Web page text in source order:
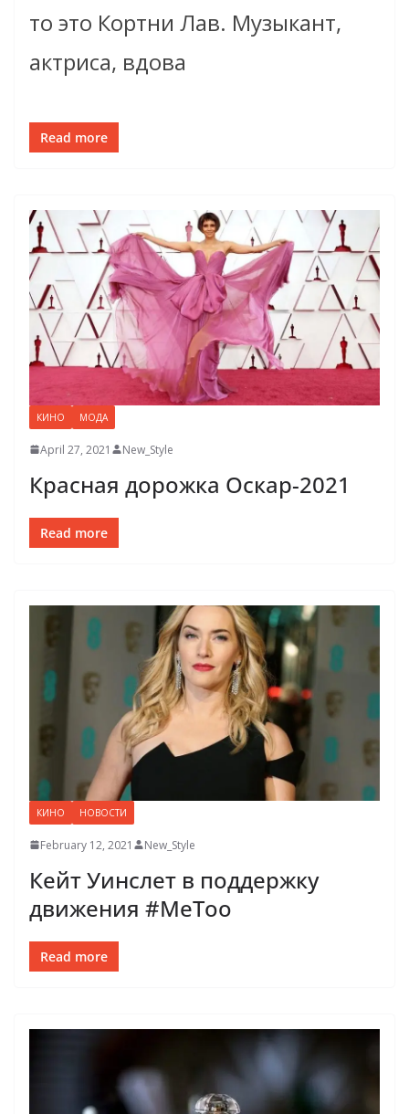
то это Кортни Лав. Музыкант,
актриса, вдова
Read more
КИНО МОДА
April 27, 2021 New_Style
Красная дорожка Оскар-2021
Read more
КИНО НОВОСТИ
February 12, 2021 New_Style
Кейт Уинслет в поддержку
движения #MeToo
Read more